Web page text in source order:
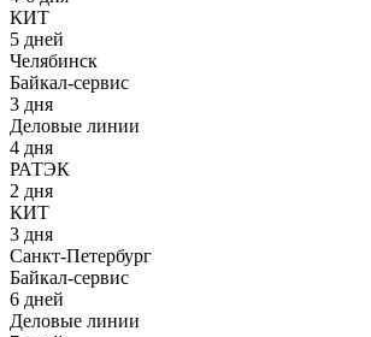
КИТ
5 дней
Челябинск
Байкал-сервис
3 дня
Деловые линии
4 дня
РАТЭК
2 дня
КИТ
3 дня
Санкт-Петербург
Байкал-сервис
6 дней
Деловые линии